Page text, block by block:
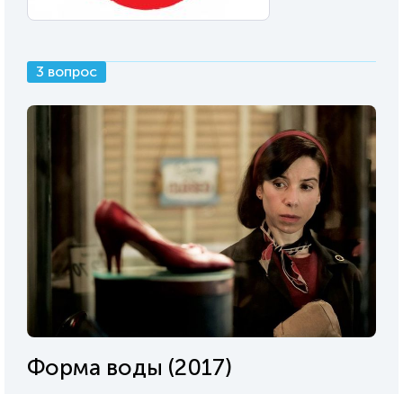
3 вопрос
Форма воды (2017)